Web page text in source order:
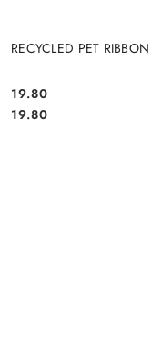
RECYCLED PET
Cena:
19.80
Cena:
19.80